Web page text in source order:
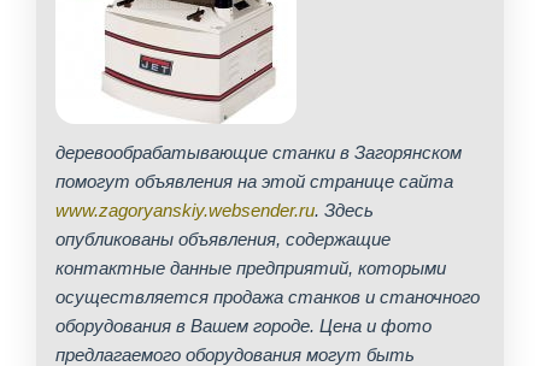
деревообрабатывающие станки в Загорянском
помогут объявления на этой странице сайта
www.zagoryanskiy.websender.ru. Здесь
опубликованы объявления, содержащие
контактные данные предприятий, которыми
осуществляется продажа станков и станочного
оборудования в Вашем городе. Цена и фото
предлагаемого оборудования могут быть